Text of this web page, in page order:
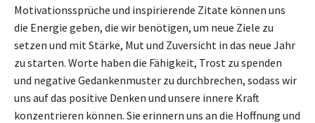
Motivationssprüche und inspirierende Zitate können uns
die Energie geben, die wir benötigen, um neue Ziele zu
setzen und mit Stärke, Mut und Zuversicht in das neue Jahr
zu starten. Worte haben die Fähigkeit, Trost zu spenden
und negative Gedankenmuster zu durchbrechen, sodass wir
uns auf das positive Denken und unsere innere Kraft
konzentrieren können. Sie erinnern uns an die Hoffnung und